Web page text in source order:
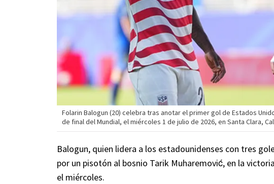
Folarin Balogun (20) celebra tras anotar el primer gol de Estados
de final del Mundial, el miércoles 1 de julio de 2026, en Santa Clara,
Balogun, quien lidera a los estadounidenses con tres
por un pisotón al bosnio Tarik Muharemović, en la
el miércoles.